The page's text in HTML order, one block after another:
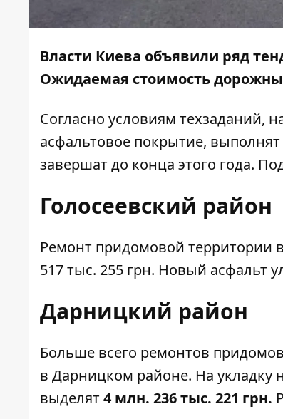
Власти Киева объявили ряд
Ожидаемая стоимость
Согласно условиям техзаданий,
асфальтовое покрытие,
завершат до конца этого года.
Голосеевский район
Ремонт придомовой территории
517 тыс. 255 грн. Новый асфальт
Дарницкий район
Больше всего ремонтов
в Дарницком районе. На укладку
выделят 4 млн. 236 тыс. 221 грн.